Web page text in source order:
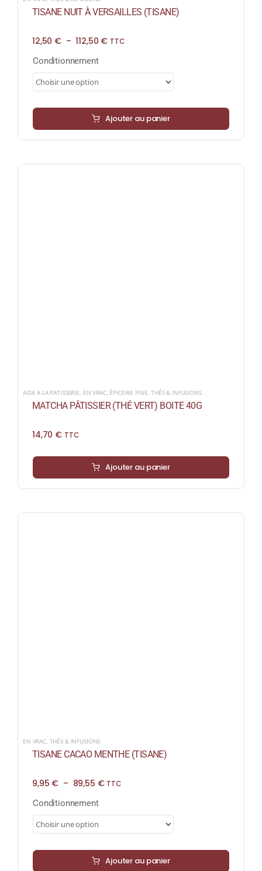
TISANE NUIT À VERSAILLES (TISANE)
12,50 € – 112,50 €Plage
TTC
Conditionnement
Ajouter au panier
AIDE A LA PATISSERIE EN VRAC, ÉPICERIE FINE ,THÉS & INFUSIONS
MATCHA PÂTISSIER (THÉ VERT) BOITE 40G
14,70 € TTC
Ajouter au panier
EN VRAC, THÉS & INFUSIONS
TISANE CACAO MENTHE (TISANE)
9,95 € – 89,55 €Plage
TTC
Conditionnement
Ajouter au panier